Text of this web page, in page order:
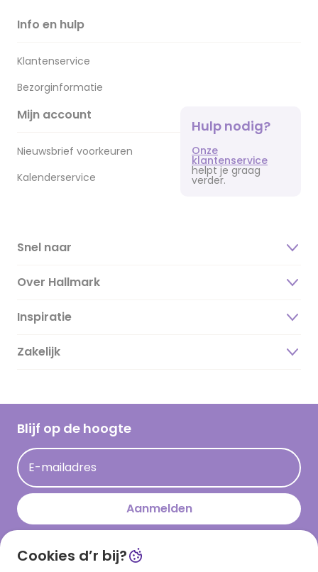
Info en hulp
Klantenservice
Bezorginformatie
Mijn account
Nieuwsbrief voorkeuren
Kalenderservice
Hulp nodig?
Onze
klantenservice
helpt je graag
verder.
Snel naar
Over Hallmark
Over ons
Duurzaamheid
Hallmark Kaartclub
Acties
Persberichten
Hallmark en Kinderpostzegels
Inspiratie
Magazine
Cadeau inspiratie
Kaartinspiratie
Zakelijk
Blijf op de hoogte
E-mailadres
Aanmelden
Download onze app
Cookies d’r bij?